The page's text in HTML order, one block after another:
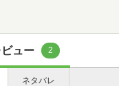
ュー 2
ネタバレ